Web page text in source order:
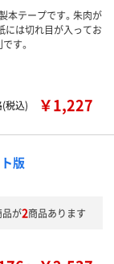
本テープです。朱肉が
には切れ目が入ってお
す。
税込)
￥1,227
版
品が2商品あります